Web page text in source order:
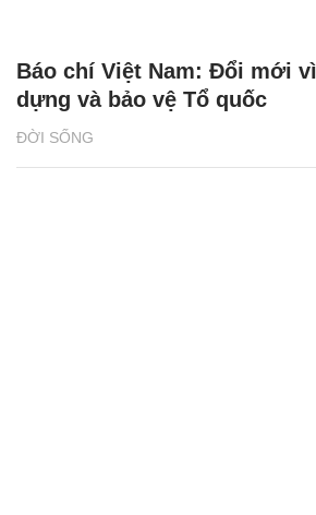
ĐỜI SỐNG
Báo chí Việt Nam: Đổi mới
dựng và bảo vệ Tổ quốc